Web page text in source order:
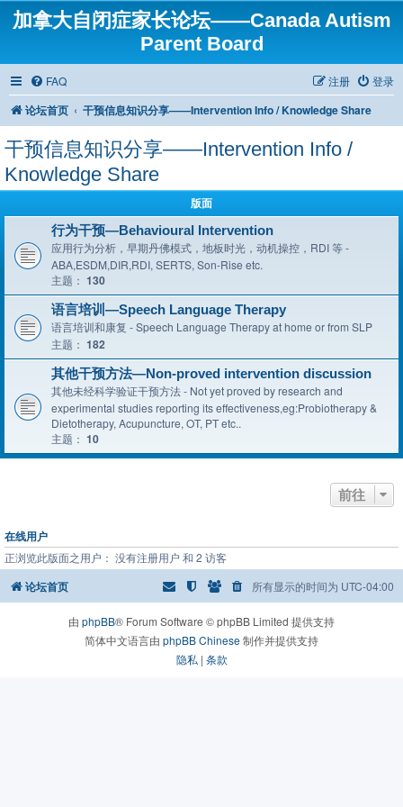
加拿大自闭症家长论坛——Canada Autism
Parent Board
FAQ 登录
注册
论坛首页 干预信息知识分享——Intervention Info / Knowledge Share
干预信息知识分享——Intervention Info /
Knowledge Share
版面
行为干预—Behavioural Intervention
应用行为分析，早期丹佛模式，地板时光，动机操控，RDI 等 -
ABA,ESDM,DIR,RDI, SERTS, Son-Rise etc.
主题： 130
语言培训—Speech Language Therapy
语言培训和康复 - Speech Language Therapy at home or from SLP
主题： 182
其他干预方法—Non-proved intervention discussion
其他未经科学验证干预方法 - Not yet proved by research and
experimental studies reporting its effectiveness,eg:Probiotherapy &
Dietotherapy, Acupuncture, OT, PT etc..
主题： 10
前往
在线用户
正浏览此版面之用户： 没有注册用户 和 2 访客
论坛首页 所有显示的时间为 UTC-04:00
由 phpBB® Forum Software © phpBB Limited 提供支持
简体中文语言由 phpBB Chinese制作并提供支持
隐私| 条款